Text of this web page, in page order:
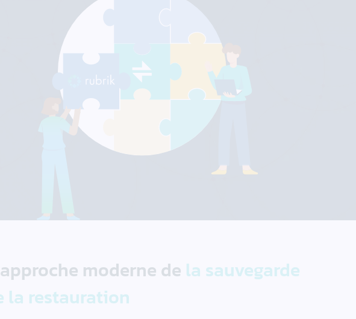
moderne de la sauvegarde
la restauration